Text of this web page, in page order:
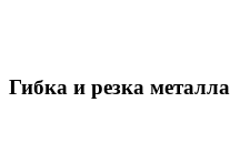
Гибка и резка металла